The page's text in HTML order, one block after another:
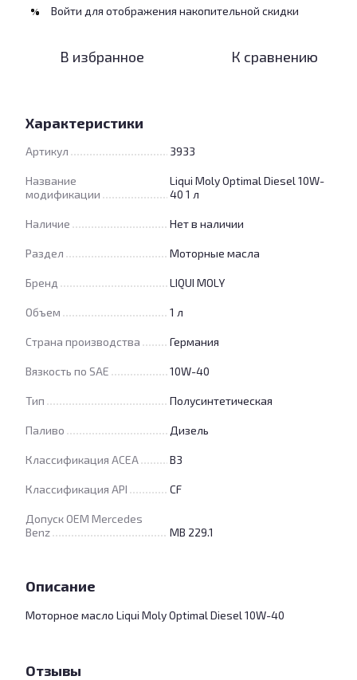
% Войти для отображения накопительной скидки
В избранное К сравнению
Характеристики
Артикул 3933
Название
модификации
Liqui Moly Optimal Diesel 10W-
40 1 л
Наличие Нет в наличии
Раздел Моторные масла
Бренд LIQUI MOLY
Объем 1 л
Страна производства Германия
Вязкость по SAE 10W-40
Тип Полусинтетическая
Паливо Дизель
Классификация ACEA B3
Классификация API CF
Допуск OEM Mercedes
Benz
MB 229.1
Описание
Моторное масло Liqui Moly Optimal Diesel 10W-40
Отзывы